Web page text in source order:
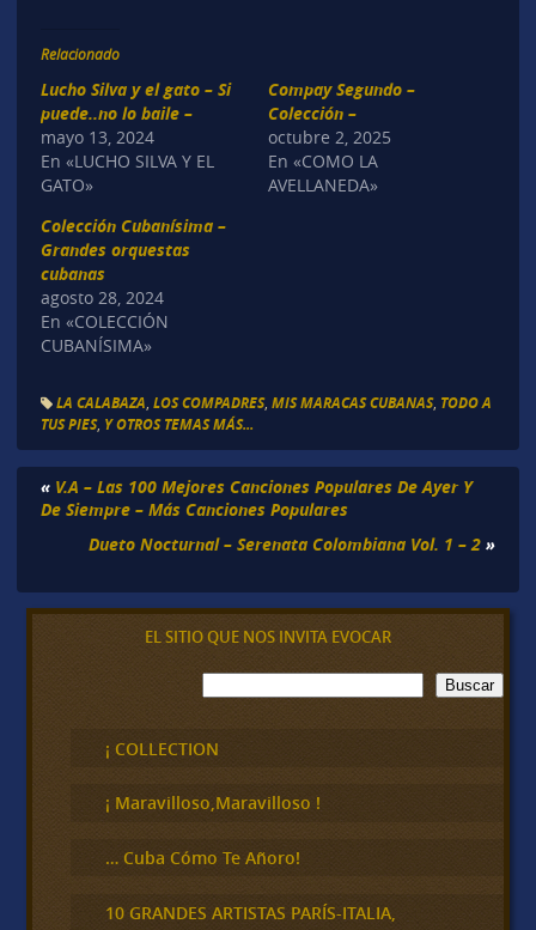
Relacionado
Lucho Silva y el gato – Si
puede..no lo baile –
mayo 13, 2024
En «LUCHO SILVA Y EL
GATO»
Compay Segundo –
Colección –
octubre 2, 2025
En «COMO LA
AVELLANEDA»
Colección Cubanísima –
Grandes orquestas
cubanas
agosto 28, 2024
En «COLECCIÓN
CUBANÍSIMA»
LA CALABAZA LOS COMPADRES, MIS MARACAS CUBANAS, TODO A
TUS PIES, Y OTROS TEMAS MÁS...
« V.A – Las 100 Mejores Canciones Populares De Ayer Y
De Siempre – Más Canciones Populares
Dueto Nocturnal – Serenata Colombiana Vol. 1 – 2 »
EL SITIO QUE NOS INVITA EVOCAR
B
u
c
a
Buscar
¡ COLLECTION
¡ Maravilloso,Maravilloso !
… Cuba Cómo Te Añoro!
10 GRANDES ARTISTAS PARÍS-ITALIA,